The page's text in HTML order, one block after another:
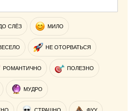
СЛЁЗ МИЛО
НЕ ОТОРВАТЬСЯ
РОМАНТИЧНО ПОЛЕЗНО
МУДРО